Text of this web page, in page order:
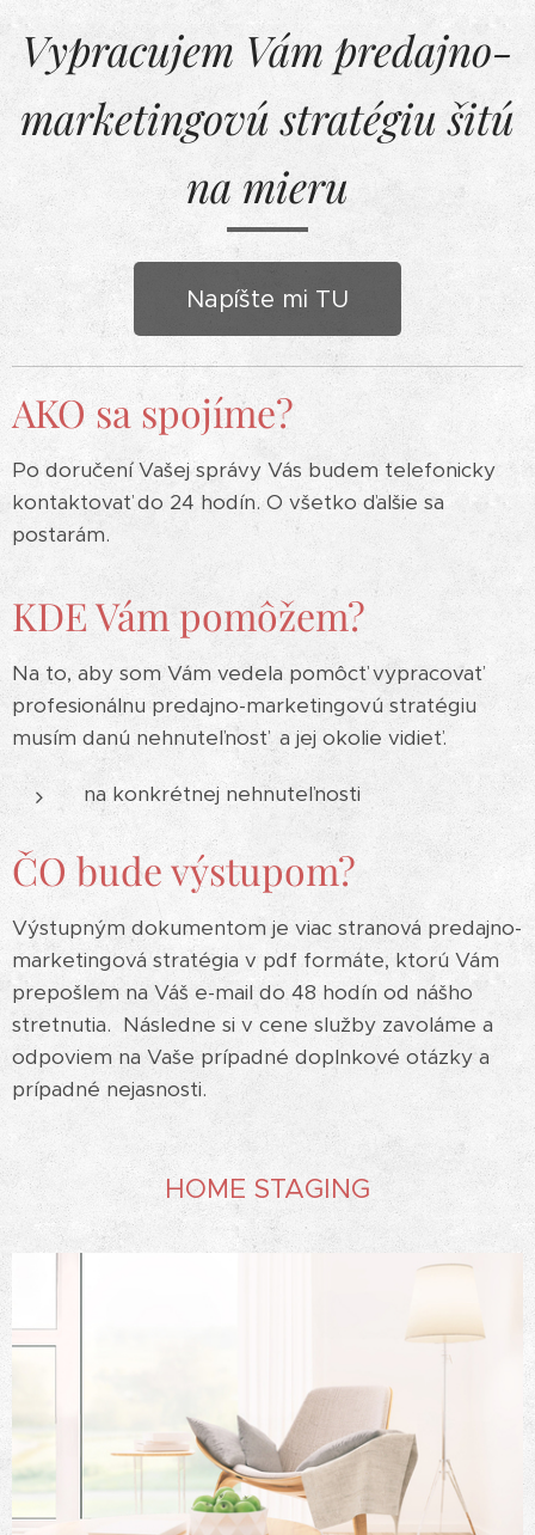
Vypracujem Vám predajno-
marketingovú stratégiu šitú
na mieru
Napíšte mi TU
AKO sa spojíme?
Po doručení Vašej správy Vás budem telefonicky
kontaktovať do 24 hodín. O všetko ďalšie sa
postarám.
KDE Vám pomôžem?
Na to, aby som Vám vedela pomôcť vypracovať
profesionálnu predajno-marketingovú stratégiu
musím danú nehnuteľnosť a jej okolie vidieť.
na konkrétnej nehnuteľnosti
ČO bude výstupom?
Výstupným dokumentom je viac stranová predajno-
marketingová stratégia v pdf formáte, ktorú Vám
prepošlem na Váš e-mail do 48 hodín od nášho
stretnutia. Následne si v cene služby zavoláme a
odpoviem na Vaše prípadné doplnkové otázky a
prípadné nejasnosti.
HOME STAGING